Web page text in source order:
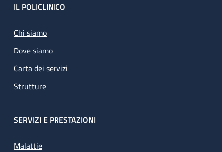
Footer
IL POLICLINICO
Chi siamo
Dove siamo
Carta dei servizi
Strutture
SERVIZI E PRESTAZIONI
Malattie